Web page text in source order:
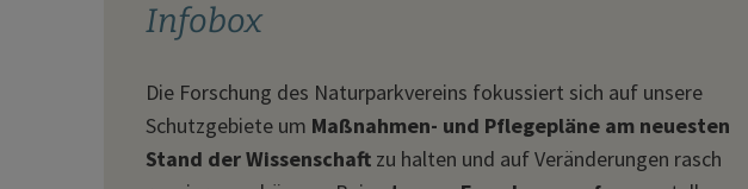
Infobox
Die Forschung des Naturparkvereins fokussiert sich auf unsere
Schutzgebiete um Maßnahmen- und Pflegepläne am neuesten
Stand der Wissenschaft zu halten und auf Veränderungen rasch